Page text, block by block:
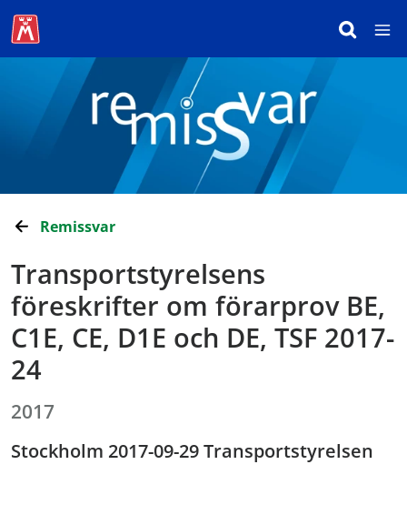
Remissvar
Transportstyrelsens
föreskrifter om förarprov BE,
C1E, CE, D1E och DE, TSF 2017-
24
2017
Stockholm 2017-09-29 Transportstyrelsen